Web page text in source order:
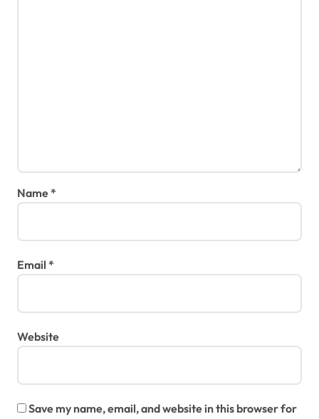
Name*
Email *
Website
Save my name, email, and website in this browser for